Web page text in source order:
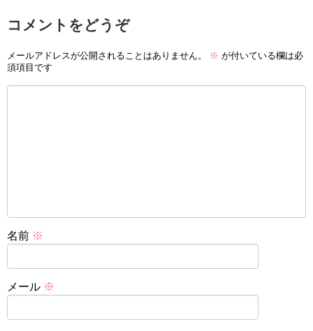
コメントをどうぞ
メールアドレスが公開されることはありません。 ※ が付いている欄は必
須項目です
名前 ※
メール ※